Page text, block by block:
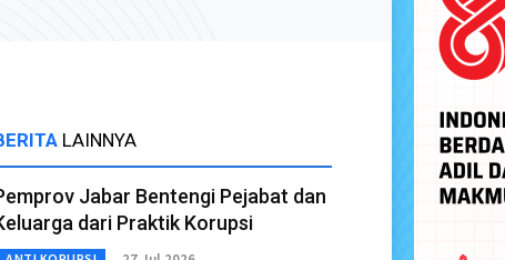
LAINNYA
Jabar Bentengi Pejabat dan
dari Praktik Korupsi